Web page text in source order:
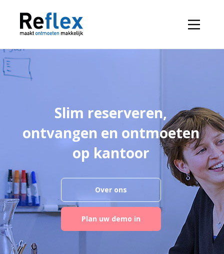
Slim reserveren,
ontvangen en ontmoeten
op kantoor
Over ons
Plan uw demo in
}